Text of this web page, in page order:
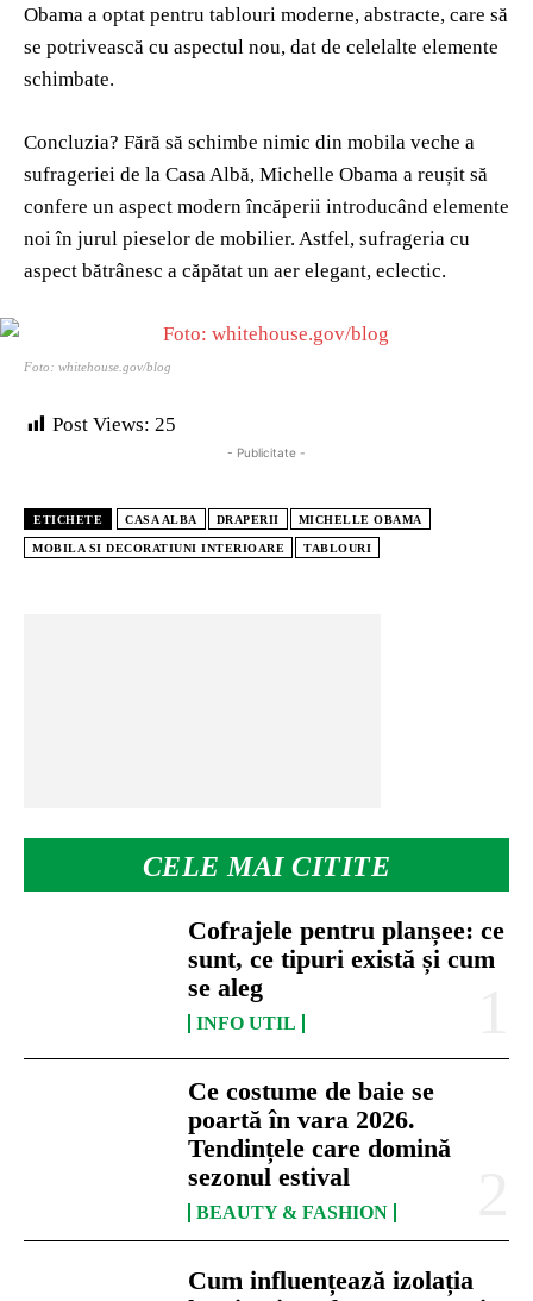
CELE MAI CITITE
Cofrajele pentru planșee: ce
sunt, ce tipuri există și cum
se aleg
INFO UTIL
Ce costume de baie se
poartă în vara 2026.
Tendințele care domină
sezonul estival
BEAUTY & FASHION
Cum influențează izolația
Obama a optat pentru tablouri moderne, abstracte, care să
se potrivească cu aspectul nou, dat de celelalte elemente
schimbate.
Concluzia? Fără să schimbe nimic din mobila veche a
sufrageriei de la Casa Albă, Michelle Obama a reușit să
confere un aspect modern încăperii introducând elemente
noi în jurul pieselor de mobilier. Astfel, sufrageria cu
aspect bătrânesc a căpătat un aer elegant, eclectic.
Foto: whitehouse.gov/blog
Post Views: 25
- Publicitate -
ETICHETE CASA ALBA DRAPERII MICHELLE OBAMA
MOBILA SI DECORATIUNI INTERIOARE TABLOURI